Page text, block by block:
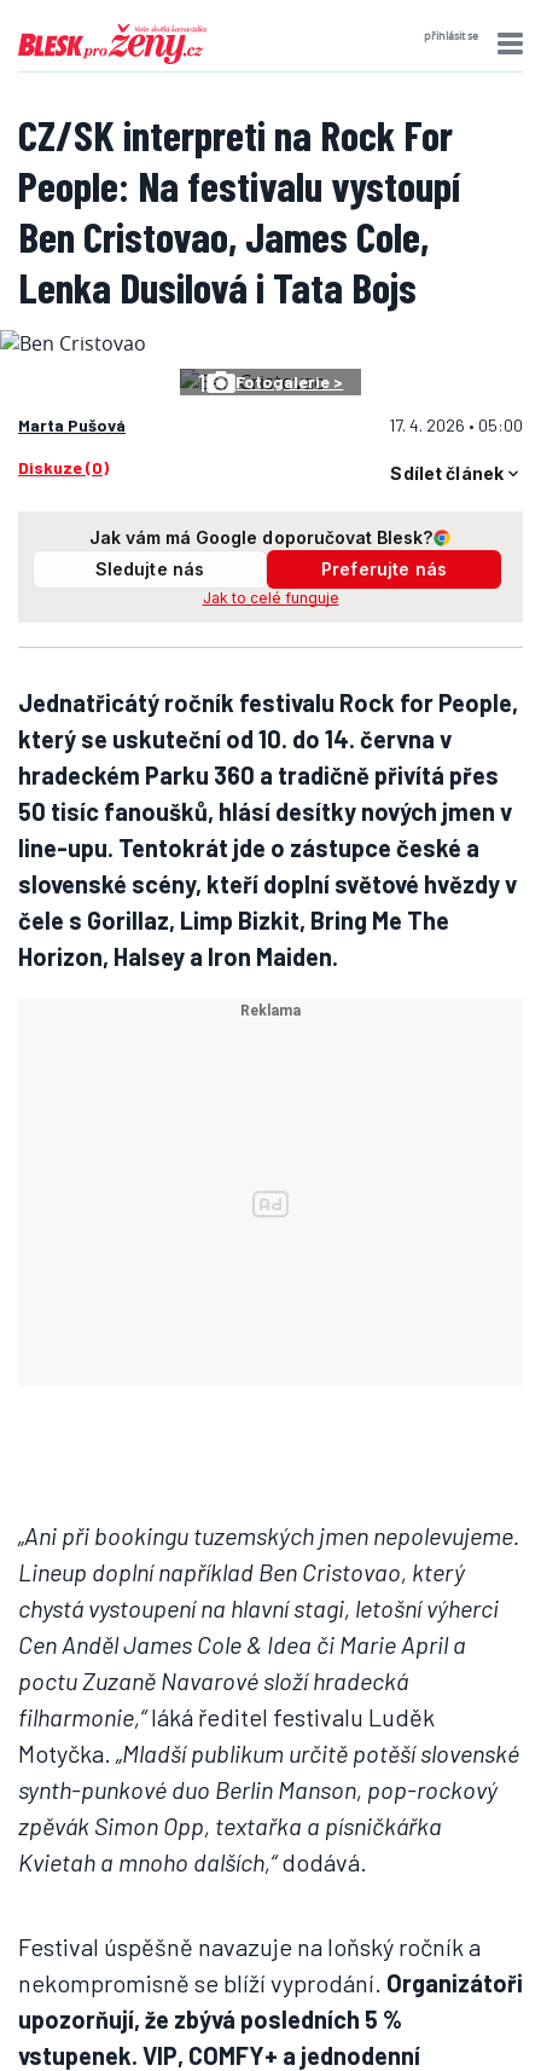
přihlásit se
CZ/SK interpreti na Rock For
People: Na festivalu vystoupí
Ben Cristovao, James Cole,
Lenka Dusilová i Tata Bojs
1 Fotogalerie >
Marta Pušová 17. 4. 2026 • 05:00
Diskuze (0) Sdílet článek
Jak vám má Google doporučovat Blesk?
Sledujte nás
Preferujte nás
Jak to celé funguje
Jednatřicátý ročník festivalu Rock for People,
který se uskuteční od 10. do 14. června v
hradeckém Parku 360 a tradičně přivítá přes
50 tisíc fanoušků, hlásí desítky nových jmen v
line-upu. Tentokrát jde o zástupce české a
slovenské scény, kteří doplní světové hvězdy v
čele s Gorillaz, Limp Bizkit, Bring Me The
Horizon, Halsey a Iron Maiden.
„Ani při bookingu tuzemských jmen nepolevujeme.
Lineup doplní například Ben Cristovao, který
chystá vystoupení na hlavní stagi, letošní výherci
Cen Anděl James Cole & Idea či Marie April a
poctu Zuzaně Navarové složí hradecká
filharmonie,“láká ředitel festivalu Luděk
Motyčka. „Mladší publikum určitě potěší slovenské
synth-punkové duo Berlin Manson, pop-rockový
zpěvák Simon Opp, textařka a písničkářka
Kvietah a mnoho dalších,“dodává.
Festival úspěšně navazuje na loňský ročník a
nekompromisně se blíží vyprodání. Organizátoři
upozorňují, že zbývá posledních 5 %
vstupenek. VIP, COMFY+ a jednodenní